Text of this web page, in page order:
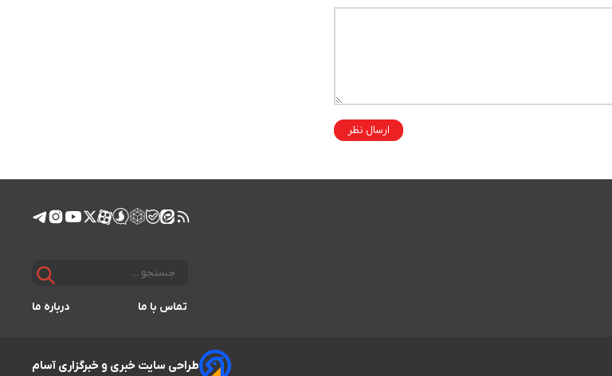
ارسال نظر
تماس با ما درباره ما
طراحی سایت خبری و خبرگزاری آسام